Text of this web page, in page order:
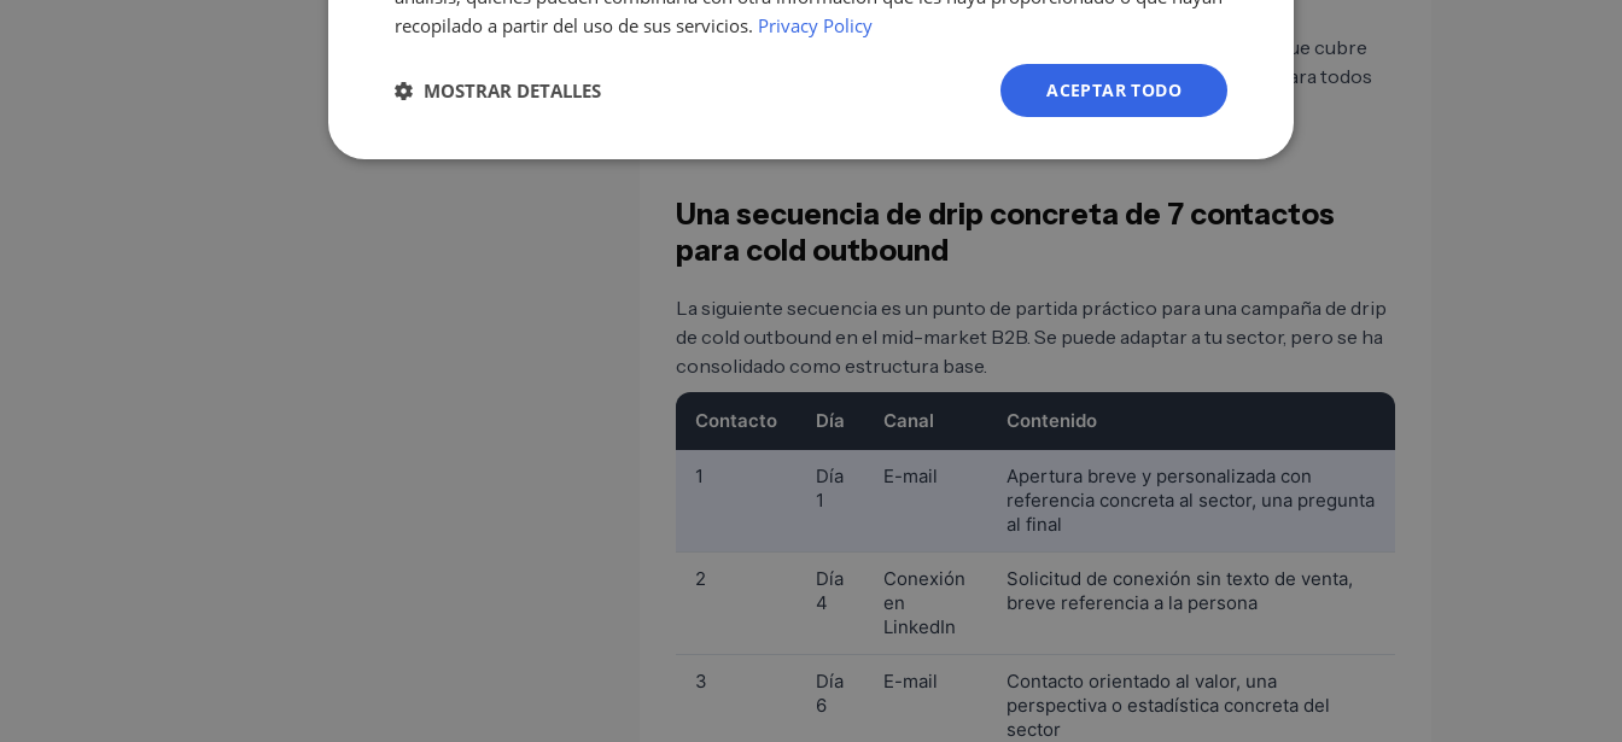
Quien construye con rigor las cuatro secuencias tiene un drip stack que cubre
todo el funnel. El error suele estar en usar una única megasecuencia para todos
Una secuencia de drip concreta de 7 contactos
para cold outbound
La siguiente secuencia es un punto de partida práctico para una campaña de drip
de cold outbound en el mid-market B2B. Se puede adaptar a tu sector, pero se ha
consolidado como estructura base.
Contacto Día Canal Contenido
1
Día
1
E-mail
Apertura breve y personalizada con
referencia concreta al sector, una pregunta
al final
2
Día
4
Conexión
en
LinkedIn
Solicitud de conexión sin texto de venta,
breve referencia a la persona
3
Día
6
E-mail
Contacto orientado al valor, una
perspectiva o estadística concreta del
sector
recopilado a partir del uso de sus servicios. Privacy Policy
ACEPTAR TODO
MOSTRAR DETALLES